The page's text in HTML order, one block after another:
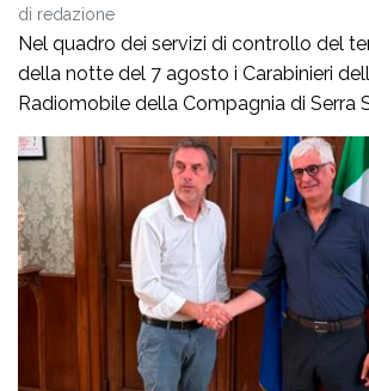
di redazione
Nel quadro dei servizi di controllo del
della notte del 7 agosto i Carabinieri
Radiomobile della Compagnia di Serra
arrestato a Vazzano un 27enne,
Cinquefrondi, ritenuto responsabile, allo
accertamenti, di ricettazione in
3.30, durante un servizio perlustrativo, i